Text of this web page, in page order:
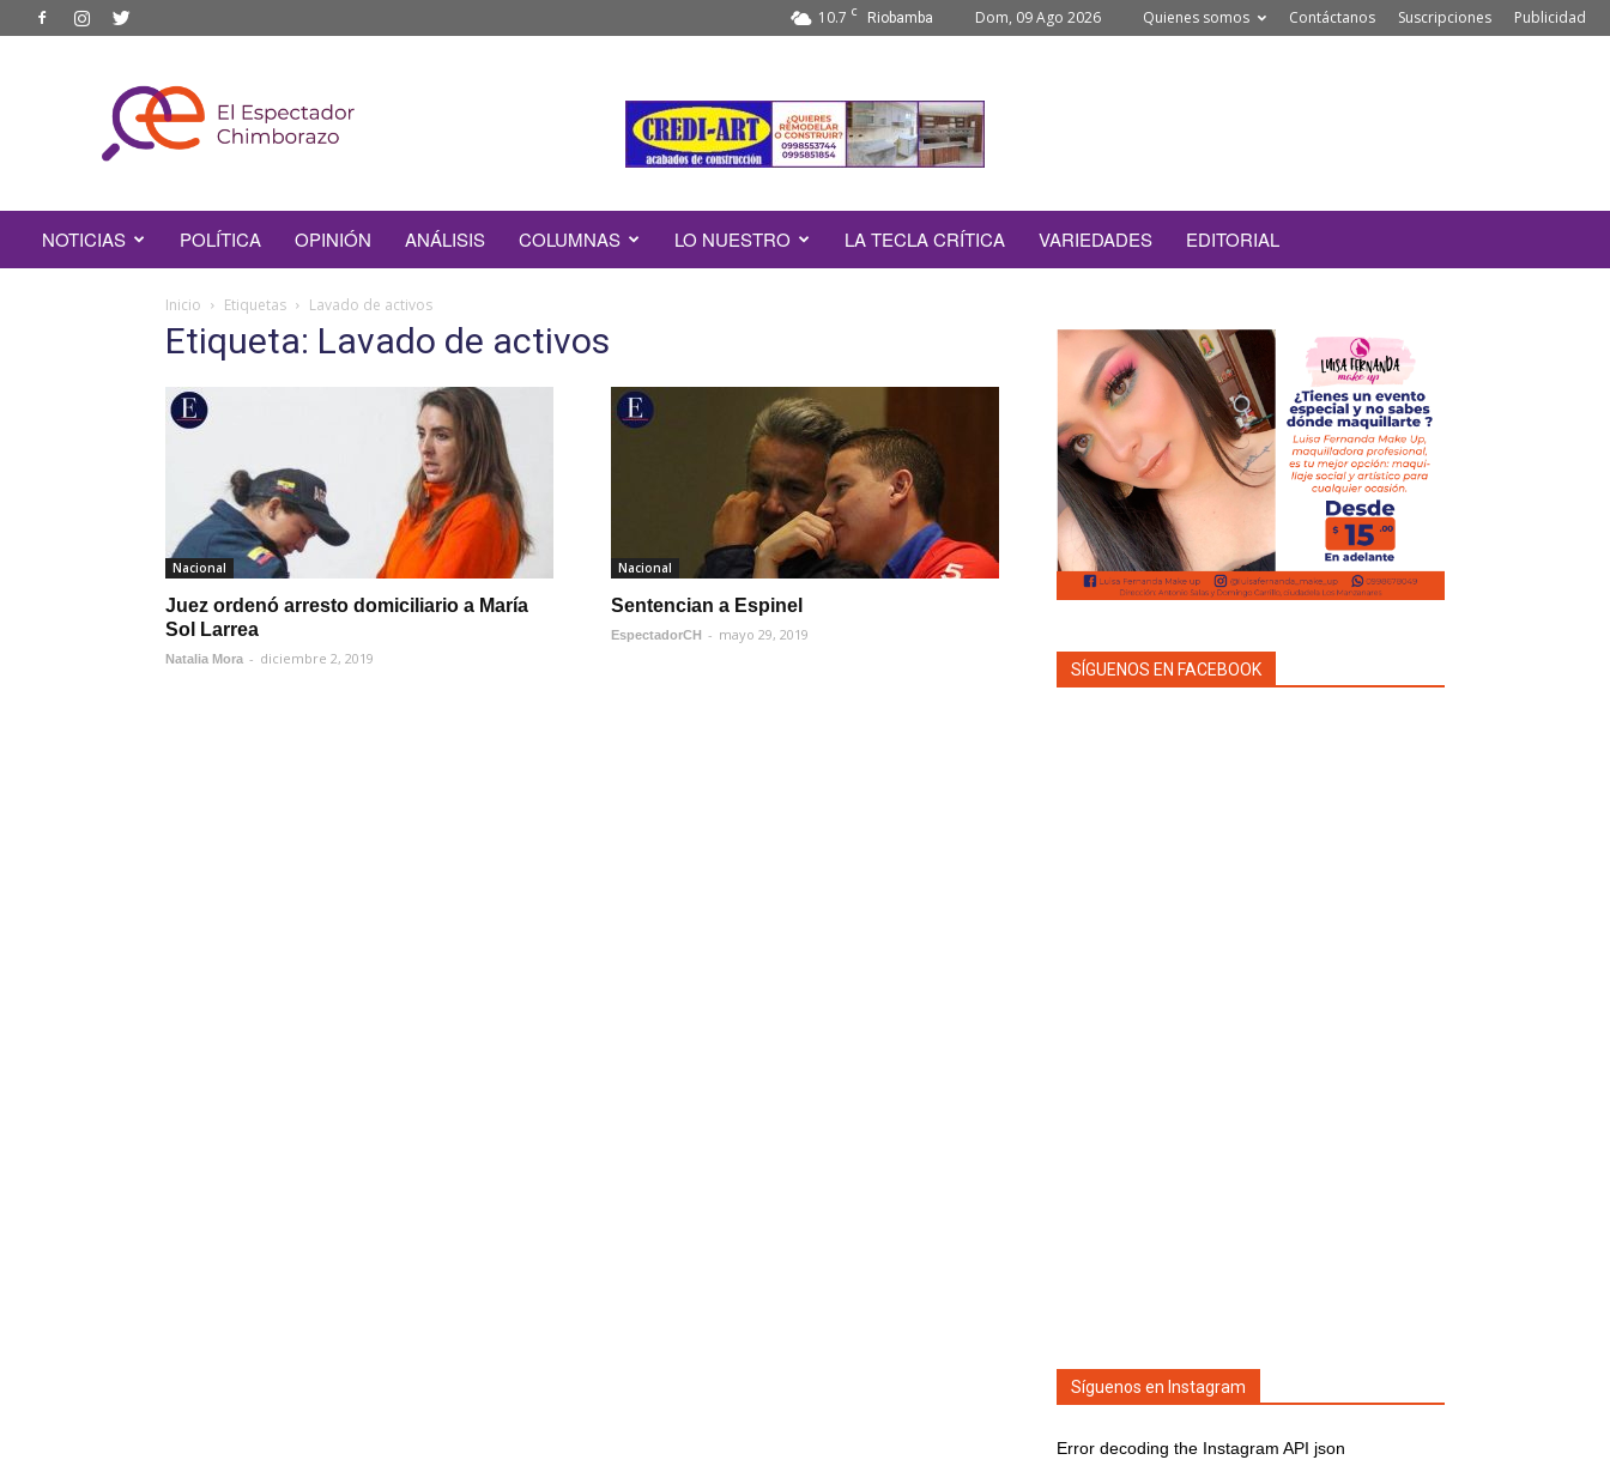
10.7 C Riobamba Dom, 09 Ago 2026 Quienes somos Contáctanos Suscripciones Publicidad
ESPECTADOR
CHIMBORAZO
NOTICIAS POLÍTICA OPINIÓN ANÁLISIS COLUMNAS LO NUESTRO LA TECLA CRÍTICA VARIEDADES EDITORIAL
Inicio Etiquetas Lavado de activos
Etiqueta: Lavado de activos
Nacional
Juez ordenó arresto domiciliario a María
Sol Larrea
Natalia Mora - diciembre 2, 2019
Nacional
Sentencian a Espinel
EspectadorCH - mayo 29, 2019
SÍGUENOS EN FACEBOOK
Síguenos en Instagram
Error decoding the Instagram API json